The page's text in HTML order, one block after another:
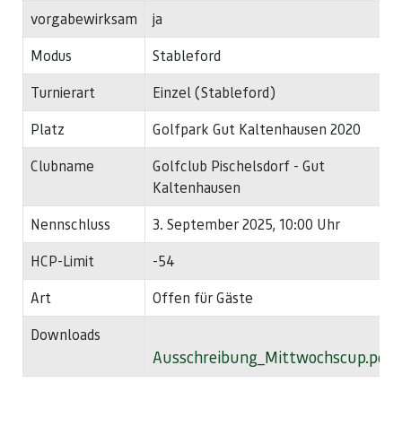
vorgabewirksam
ja
Modus
Stableford
Turnierart
Einzel (Stableford)
Platz
Golfpark Gut Kaltenhausen 2020
Clubname
Golfclub Pischelsdorf - Gut
Kaltenhausen
Nennschluss
3. September 2025, 10:00 Uhr
HCP-Limit
-54
Art
Offen für Gäste
Downloads
Ausschreibung_Mittwochscup.pdf